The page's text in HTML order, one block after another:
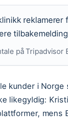
på Tripadvisor
kunder i
likegyldig: